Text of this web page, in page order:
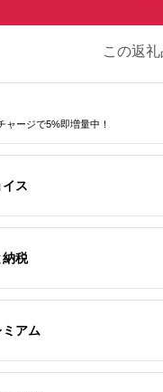
多気町
ショップ・ジャ
VISON ハ
:300,000円
静岡県 東伊豆町
B001／静岡県
寄付金額:20,000
この返
ャージで5%即増量中！
ス
納税
アム